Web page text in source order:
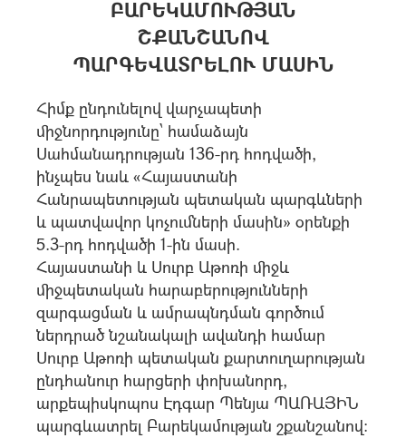
ԲԱՐԵԿԱՄՈՒԹՅԱՆ
ՇՔԱՆՇԱՆՈՎ
ՊԱՐԳԵՎԱՏՐԵԼՈՒ ՄԱՍԻՆ
Հիմք ընդունելով վարչապետի
միջնորդությունը՝ համաձայն
Սահմանադրության 136-րդ հոդվածի,
ինչպես նաև «Հայաստանի
Հանրապետության պետական պարգևների
և պատվավոր կոչումների մասին» օրենքի
5.3-րդ հոդվածի 1-ին մասի.
Հայաստանի և Սուրբ Աթոռի միջև
միջպետական հարաբերությունների
զարգացման և ամրապնդման գործում
ներդրած նշանակալի ավանդի համար
Սուրբ Աթոռի պետական քարտուղարության
ընդհանուր հարցերի փոխանորդ,
արքեպիսկոպոս Էդգար Պենյա ՊԱՌԱՅԻՆ
պարգևատրել Բարեկամության շքանշանով: